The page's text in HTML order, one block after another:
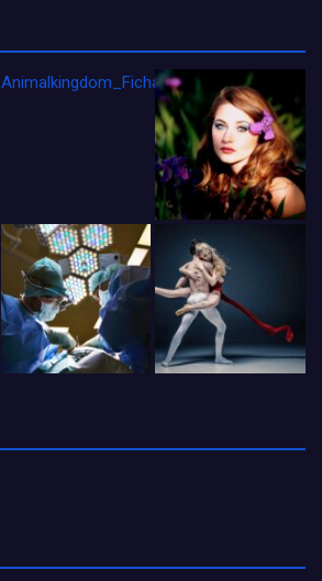
Animalkingdom_FichaCine